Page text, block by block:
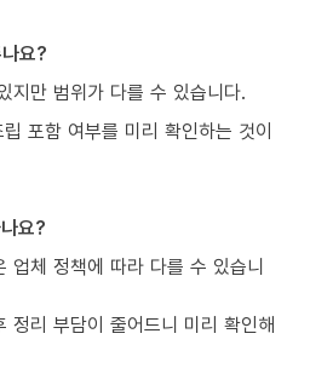
요?
지만 범위가 다를 수 있습니다.
포함 여부를 미리 확인하는 것이
요?
업체 정책에 따라 다를 수 있습니
정리 부담이 줄어드니 미리 확인해